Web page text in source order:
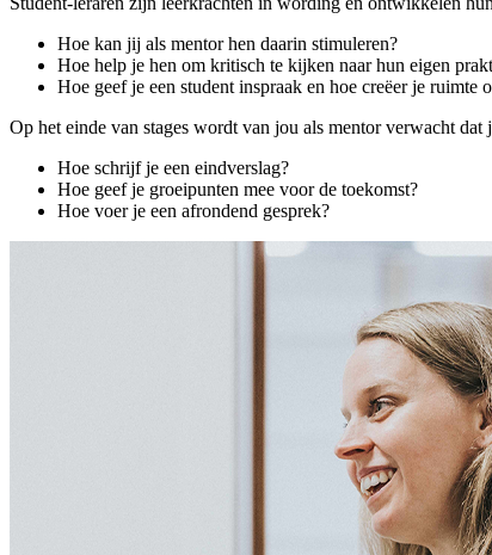
Hoe kan jij als mentor hen daarin stimuleren?
Hoe help je hen om kritisch te kijken naar hun eigen
Hoe geef je een student inspraak en hoe creëer je ruimte
Op het einde van stages wordt van jou als mentor verwacht dat
Hoe schrijf je een eindverslag?
Hoe geef je groeipunten mee voor de toekomst?
Hoe voer je een afrondend gesprek?